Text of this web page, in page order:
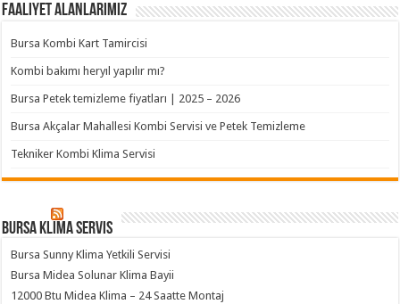
Faaliyet Alanlarımız
Bursa Kombi Kart Tamircisi
Kombi bakımı heryıl yapılır mı?
Bursa Petek temizleme fiyatları | 2025 – 2026
Bursa Akçalar Mahallesi Kombi Servisi ve Petek Temizleme
Tekniker Kombi Klima Servisi
Bursa klima servis
Bursa Sunny Klima Yetkili Servisi
Bursa Midea Solunar Klima Bayii
12000 Btu Midea Klima – 24 Saatte Montaj